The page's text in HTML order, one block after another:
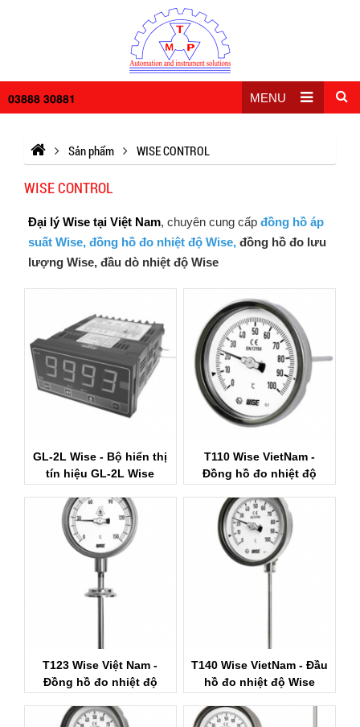
03888 30881 MENU
Sản phẩm WISE CONTROL
WISE CONTROL
Đại lý Wise tại Việt Nam, chuyên cung cấp đồng hồ áp
suất Wise, đồng hồ đo nhiệt độ Wise, đồng hồ đo lưu
lượng Wise, đầu dò nhiệt độ Wise
GL-2L Wise - Bộ hiển thị
tín hiệu GL-2L Wise
T110 Wise VietNam -
Đồng hồ đo nhiệt độ
T123 Wise Việt Nam -
Đồng hồ đo nhiệt độ
T140 Wise VietNam - Đầu
hồ đo nhiệt độ Wise